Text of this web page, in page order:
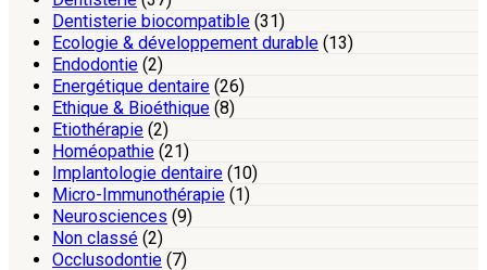
Dentisterie biocompatible (31)
Ecologie & développement durable (13)
Endodontie (2)
Energétique dentaire (26)
Ethique & Bioéthique (8)
Etiothérapie (2)
Homéopathie (21)
Implantologie dentaire (10)
Micro-Immunothérapie (1)
Neurosciences (9)
Non classé (2)
Occlusodontie (7)